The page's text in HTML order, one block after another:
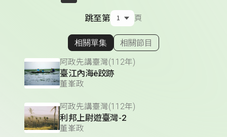
跳至第 頁
顯示相關單集
相關單集 相關節目
阿政先講臺灣(112年)
臺江內海ê跤跡
董峯政
阿政先講臺灣(112年)
利邦上尉遊臺灣-2
董峯政